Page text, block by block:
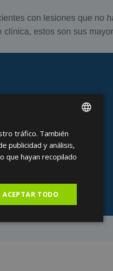
con lesiones que no
estos son sus
ENGLISH
FRENCH
tráfico. También
publicidad y análisis,
que hayan recopilado
ACEPTAR TODO